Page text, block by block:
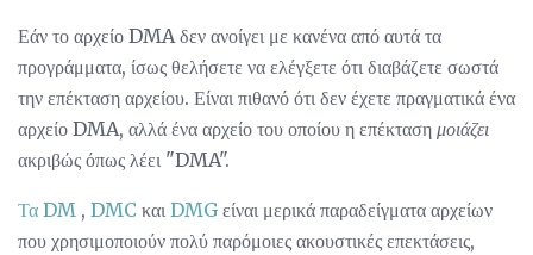
Εάν το αρχείο DMA δεν ανοίγει με κανένα από αυτά τα
προγράμματα, ίσως θελήσετε να ελέγξετε ότι διαβάζετε σωστά
την επέκταση αρχείου. Είναι πιθανό ότι δεν έχετε πραγματικά ένα
αρχείο DMA, αλλά ένα αρχείο του οποίου η επέκταση μοιάζει
ακριβώς όπως λέει "DMA".
Τα DM , DMC και DMG είναι μερικά παραδείγματα αρχείων
που χρησιμοποιούν πολύ παρόμοιες ακουστικές επεκτάσεις,